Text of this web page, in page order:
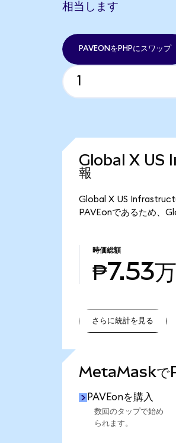
相当します
PAVEONをPHPにスワップ
Global X US
報
Global X US
PAVEonであるため、
時価総額
₱7.53万
さらに統計を見る
MetaMaskで
PAVEonを購入
数回のタップで始め
られます。